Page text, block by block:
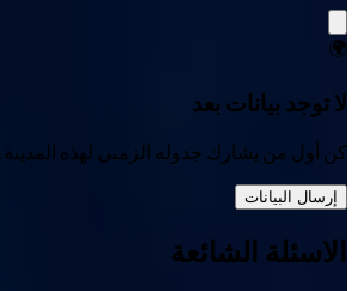
🌍
لا توجد بيانات بعد
كن أول من يشارك جدوله الزمني لهذه المدينة.
إرسال البيانات
الاسئلة الشائعة